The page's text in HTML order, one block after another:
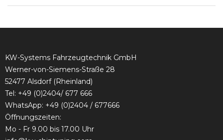
KW-Systems Fahrzeugtechnik GmbH
Werner-von-Siemens-Straße 28
52477 Alsdorf (Rheinland)
Tel: +49 (0)2404/ 677 666
WhatsApp: +49 (0)2404 / 677666
Öffnungszeiten:
Mo - Fr 9.00 bis 17.00 Uhr